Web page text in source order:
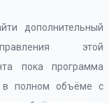
дополнительный
этой
пока программа
в полном объёме с